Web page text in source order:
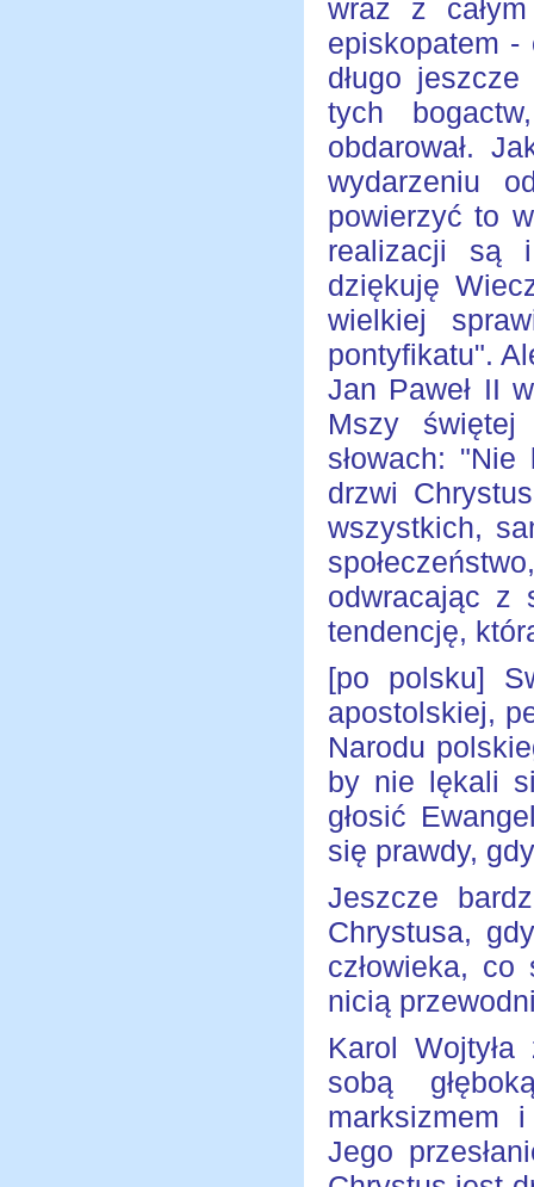
wraz z
episkopatem -
długo
tych
obdarował.
wydarzeniu
powierzyć to
realizacji są
dziękuję
wielkiej
pontyfikatu".
Jan Paweł II
Mszy
słowach:
drzwi
wszystkich,
odwracając z
tendencję,
[po polsku]
apostolskiej,
Narodu
by nie lękali
głosić
się prawdy,
Jeszcze
Chrystusa,
człowieka,
nicią
Karol
sobą
marksizmem
Jego